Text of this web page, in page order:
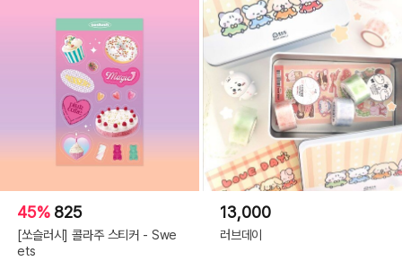
45% 825
[쏘슬러시] 콜라주 스티커 - Swe
ets
13,000
러브데이